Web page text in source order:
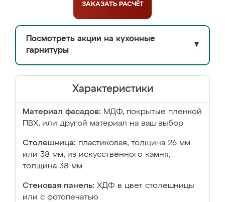
ЗАКАЗАТЬ РАСЧЁТ
Посмотреть акции на кухонные
гарнитуры
▼
Характеристики
Материал фасадов: МДФ, покрытые плёнкой
ПВХ, или другой материал на ваш выбор
Столешница: пластиковая, толщина 26 мм
или 38 мм; из искусственного камня,
толщина 38 мм
Стеновая панель: ХДФ в цвет столешницы
или с фотопечатью